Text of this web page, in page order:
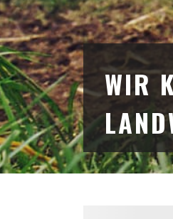
WIR